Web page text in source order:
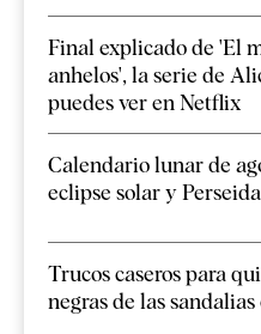
Final explicado de 'El
anhelos', la serie de
puedes ver en Netflix
Calendario lunar de
eclipse solar y
Trucos caseros para
negras de las